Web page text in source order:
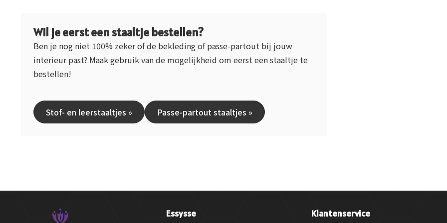
Wil je eerst een staaltje bestellen?
Ben je nog niet 100% zeker of de bekleding of passe-partout bij jouw
interieur past? Maak gebruik van de mogelijkheid om eerst een staaltje te
bestellen!
Stof- en leerstaaltjes » Passe-partout staaltjes »
Essysse Klantenservice